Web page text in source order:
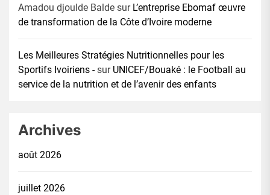
Amadou djoulde Balde sur L’entreprise Ebomaf œuvre
de transformation de la Côte d’Ivoire moderne
Les Meilleures Stratégies Nutritionnelles pour les
Sportifs Ivoiriens -sur UNICEF/Bouaké : le Football au
service de la nutrition et de l’avenir des enfants
Archives
août 2026
juillet 2026